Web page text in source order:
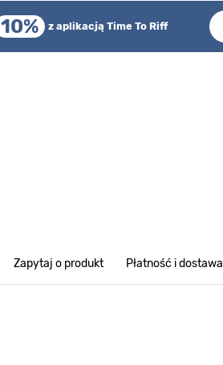
10% z aplikacją Time To Riff
Zapytaj o produkt Płatność i dostawa